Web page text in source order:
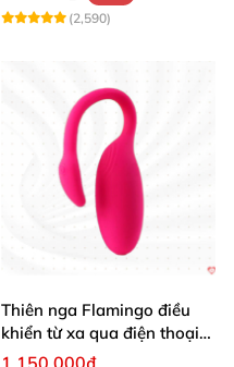
(2,590)
Thiên nga Flamingo điều
khiển từ xa qua điện thoại
cực dễ dàng
1.150.000₫